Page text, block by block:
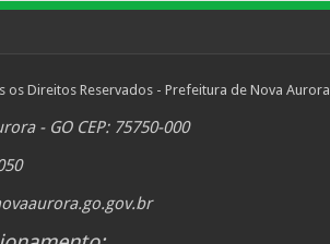
Direitos Reservados - Prefeitura de Nova Aurora
- GO CEP: 75750-000